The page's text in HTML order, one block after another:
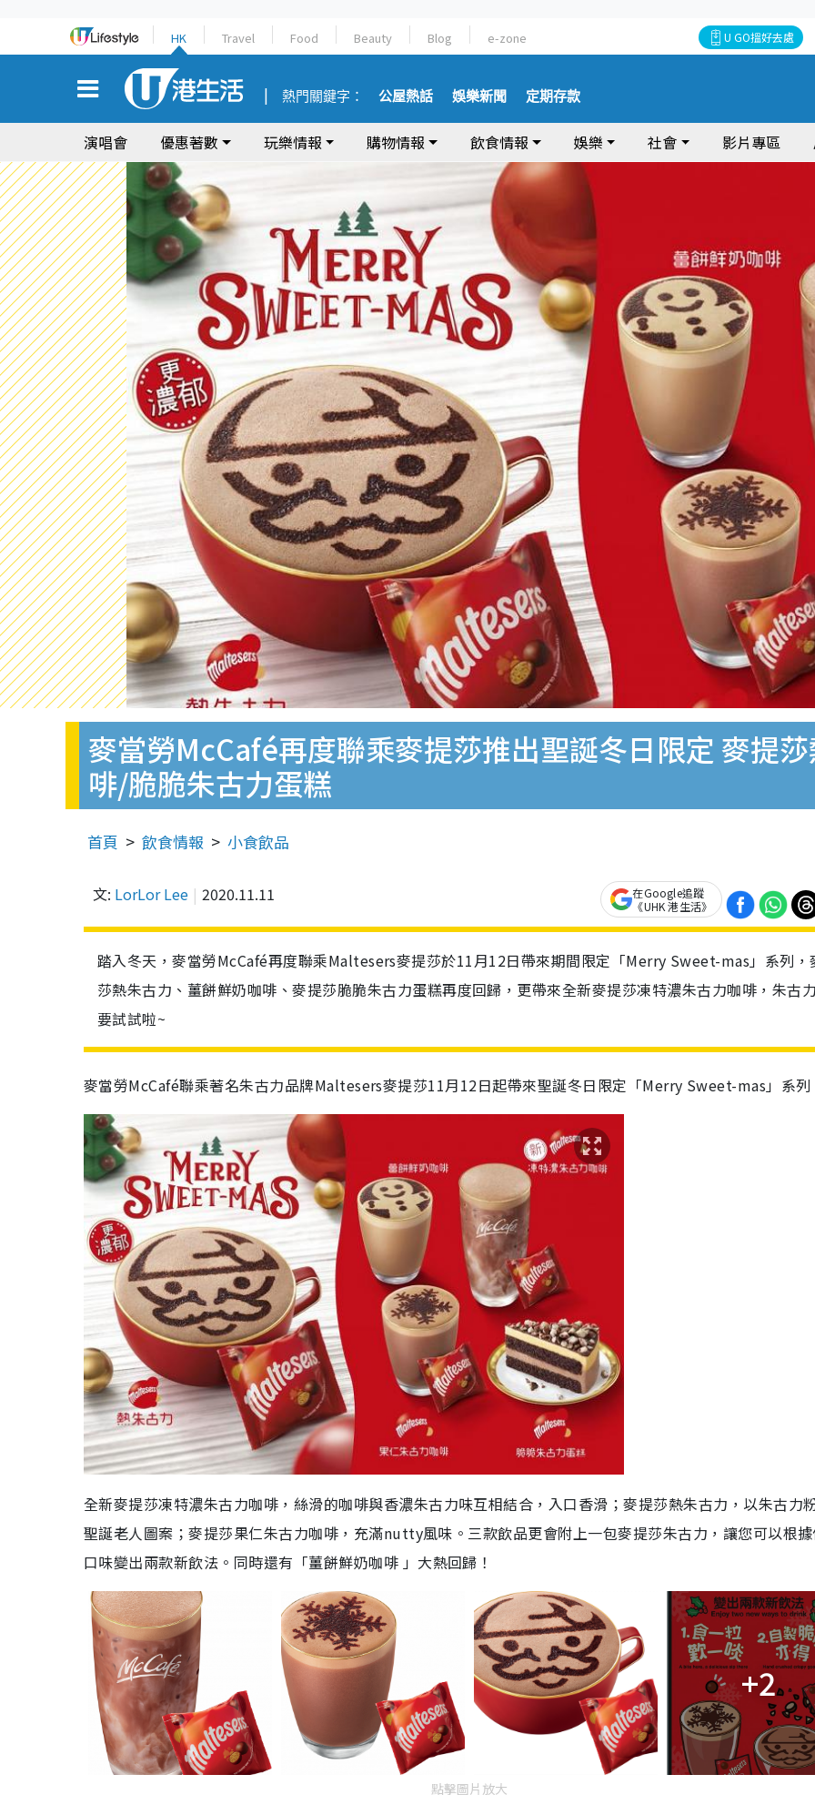
HK Travel Food Beauty Blog e-zone U GO搵好去處
熱門關鍵字： 公屋熱話 娛樂新聞 定期存款
演唱會 優惠著數 玩樂情報 購物情報 飲食情報 娛樂 社會 影片專區
麥當勞McCafé再度聯乘麥提莎推出聖誕冬日限定 麥提
啡/脆脆朱古力蛋糕
首頁 飲食情報 小食飲品
文: LorLor Lee 2020.11.11
在Google追蹤
《UHK 港生活》
踏入冬天，麥當勞McCafé再度聯乘Maltesers麥提莎於11月12日帶來期間限定「Merry Sweet-mas」系列，
莎熱朱古力、薑餅鮮奶咖啡、麥提莎脆脆朱古力蛋糕再度回歸，更帶來全新麥提莎凍特濃朱古力咖啡，朱古
要試試啦~
麥當勞McCafé聯乘著名朱古力品牌Maltesers麥提莎11月12日起帶來聖誕冬日限定「Merry Sweet-mas」系列
全新麥提莎凍特濃朱古力咖啡，絲滑的咖啡與香濃朱古力味互相結合，入口香滑；麥提莎熱朱古力，以朱古力
聖誕老人圖案；麥提莎果仁朱古力咖啡，充滿nutty風味。三款飲品更會附上一包麥提莎朱古力，讓您可以根
口味變出兩款新飲法。同時還有「薑餅鮮奶咖啡 」大熱回歸！
+2
點擊圖片放大